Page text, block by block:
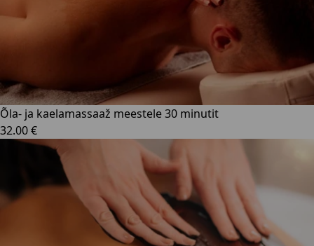
Õla- ja kaelamassaaž meestele 30 minutit
32.00 €